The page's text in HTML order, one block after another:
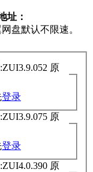
址：
盘默认不限速。
原
登录
原
登录
原